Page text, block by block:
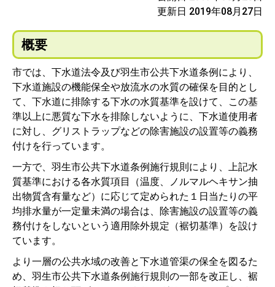
更新日 2019年08月27日
概要
市では、下水道法令及び羽生市公共下水道条例により、
下水道施設の機能保全や放流水の水質の確保を目的とし
て、下水道に排除する下水の水質基準を設けて、この基
準以上に悪質な下水を排除しないように、下水道使用者
に対し、グリストラップなどの除害施設の設置等の義務
付けを行っています。
一方で、羽生市公共下水道条例施行規則により、上記水
質基準における各水質項目（温度、ノルマルヘキサン抽
出物質含有量など）に応じて定められた１日当たりの平
均排水量が一定量未満の場合は、除害施設の設置等の義
務付けをしないという適用除外規定（裾切基準）を設け
ています。
より一層の公共水域の改善と下水道管渠の保全を図るた
め、羽生市公共下水道条例施行規則の一部を改正し、裾